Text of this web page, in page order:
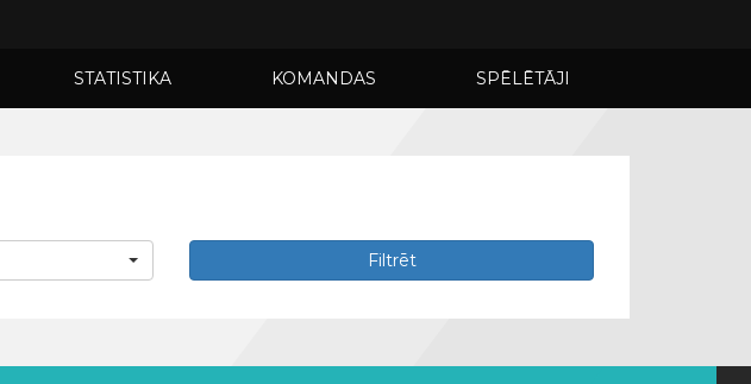
STATISTIKA KOMANDAS SPĒLĒTĀJI
Filtrēt